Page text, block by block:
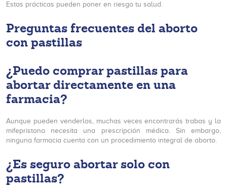
Estas prácticas pueden poner en riesgo tu salud.
Preguntas frecuentes del aborto
con pastillas
¿Puedo comprar pastillas para
abortar directamente en una
farmacia?
Aunque pueden venderlos, muchas veces encontrarás trabas y la
mifepristona necesita una prescripción médica. Sin embargo,
ninguna farmacia cuenta con un procedimiento integral de aborto.
¿Es seguro abortar solo con
pastillas?